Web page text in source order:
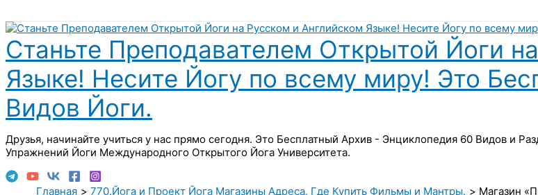
Станьте Преподавателем Открытой Йоги
Языке! Несите Йогу по всему миру! Это
Видов Йоги.
Друзья, начинайте учиться у нас прямо сегодня. Это Бесплатный Архив - Энциклопедия 60 Видов и
Упражнений Йоги Международного Открытого Йога Университета.
Главная 770.Йога и Проект Йога Магазины Адреса. Где Купить Фильмы и Мантры. Магазин